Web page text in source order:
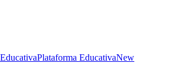
Plataforma EducativaNew